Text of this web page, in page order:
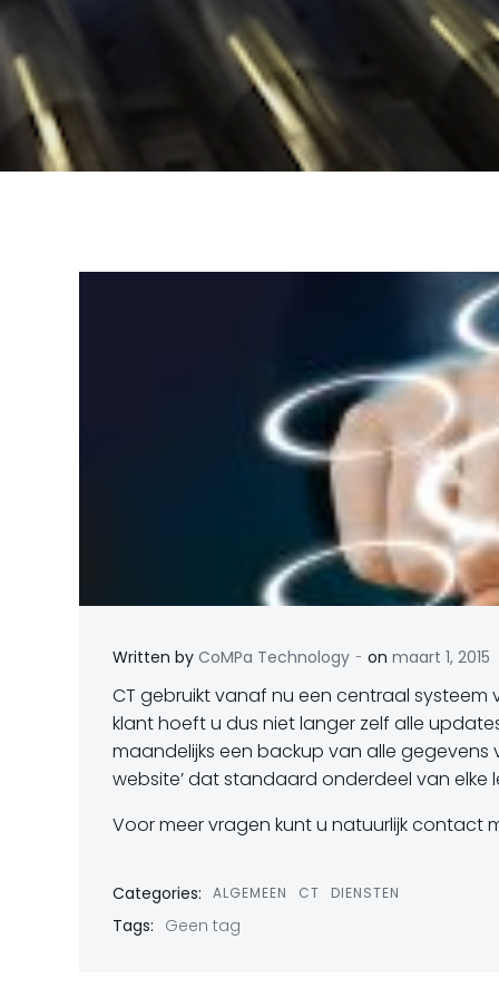
Written by CoMPa Technology - on maart 1, 2015
CT gebruikt vanaf nu een centraal
klant hoeft u dus niet langer zelf alle
maandelijks een backup van alle
website’ dat standaard onderdeel van elke
Voor meer vragen kunt u natuurlijk contact
Categories: ALGEMEEN CT DIENSTEN
Tags: Geen tag